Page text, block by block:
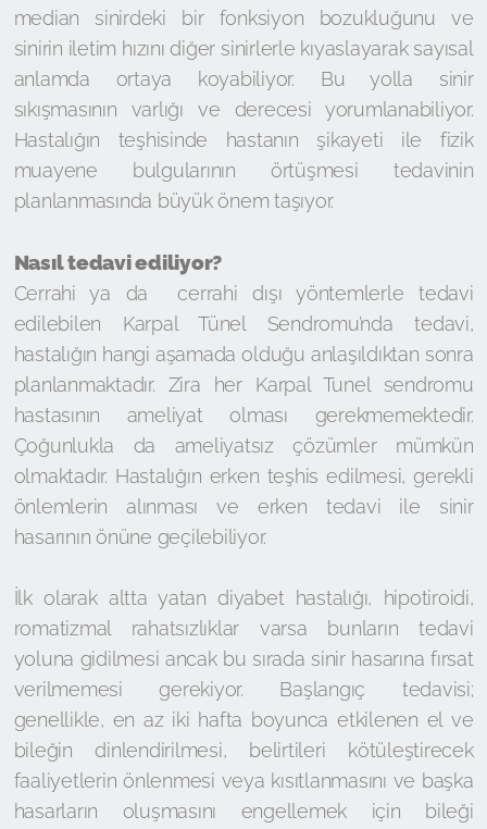
median sinirdeki bir fonksiyon bozukluğunu ve
sinirin iletim hızını diğer sinirlerle kıyaslayarak sayısal
anlamda ortaya koyabiliyor. Bu yolla sinir
sıkışmasının varlığı ve derecesi yorumlanabiliyor.
Hastalığın teşhisinde hastanın şikayeti ile fizik
muayene bulgularının örtüşmesi tedavinin
planlanmasında büyük önem taşıyor.
Nasıl tedavi ediliyor?
Cerrahi ya da cerrahi dışı yöntemlerle tedavi
edilebilen Karpal Tünel Sendromu’nda tedavi,
hastalığın hangi aşamada olduğu anlaşıldıktan sonra
planlanmaktadır. Zira her Karpal Tunel sendromu
hastasının ameliyat olması gerekmemektedir.
Çoğunlukla da ameliyatsız çözümler mümkün
olmaktadır. Hastalığın erken teşhis edilmesi, gerekli
önlemlerin alınması ve erken tedavi ile sinir
hasarının önüne geçilebiliyor.
İlk olarak altta yatan diyabet hastalığı, hipotiroidi,
romatizmal rahatsızlıklar varsa bunların tedavi
yoluna gidilmesi ancak bu sırada sinir hasarına fırsat
verilmemesi gerekiyor. Başlangıç tedavisi;
genellikle, en az iki hafta boyunca etkilenen el ve
bileğin dinlendirilmesi, belirtileri kötüleştirecek
faaliyetlerin önlenmesi veya kısıtlanmasını ve başka
hasarların oluşmasını engellemek için bileği